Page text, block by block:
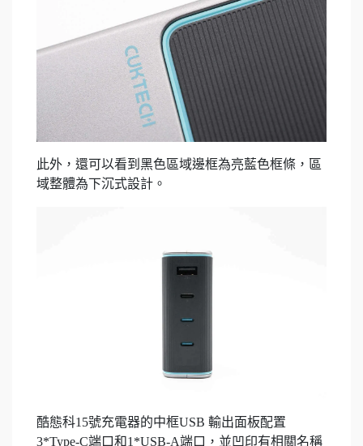
此外，還可以看到黑色區域邊框為亮藍色框條，區
域整體為下沉式設計。
酷態科15號充電器的中框USB 輸出面板配置
3*Type-C端口和1*USB-A端口，並凹印有相關名稱